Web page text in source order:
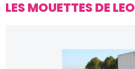
LES MOUETTES DE LEO